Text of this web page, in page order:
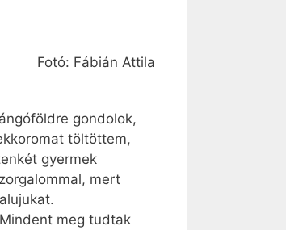
Fotó: Fábián Attila
gondolok,
töltöttem,
gyermek
mert
meg tudtak